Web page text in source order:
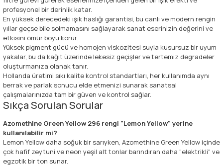
profesyonel bir derinlik katar.
En yüksek derecedeki ışık haslığı garantisi, bu canlı ve modern rengin
yıllar geçse bile solmamasını sağlayarak sanat eserinizin değerini ve
etkisini ömür boyu korur.
Yüksek pigment gücü ve homojen viskozitesi suyla kusursuz bir uyum
yakalar, bu da kağıt üzerinde lekesiz geçişler ve tertemiz degradeler
oluşturmanıza olanak tanır.
Hollanda üretimi sıkı kalite kontrol standartları, her kullanımda aynı
berrak ve parlak sonucu elde etmenizi sunarak sanatsal
çalışmalarınızda tam bir güven ve kontrol sağlar.
Sıkça Sorulan Sorular
Azomethine Green Yellow 296 rengi "Lemon Yellow" yerine
kullanılabilir mi?
Lemon Yellow daha soğuk bir sarıyken, Azomethine Green Yellow içinde
çok hafif zeytuni ve neon yeşil alt tonlar barındıran daha "elektrikli" ve
egzotik bir ton sunar.